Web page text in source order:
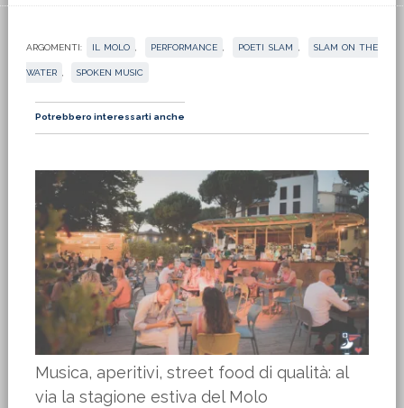
ARGOMENTI: IL MOLO PERFORMANCE POETI SLAM SLAM ON THE
WATER SPOKEN MUSIC
Potrebbero interessarti anche
Musica, aperitivi, street food di qualità: al
via la stagione estiva del Molo